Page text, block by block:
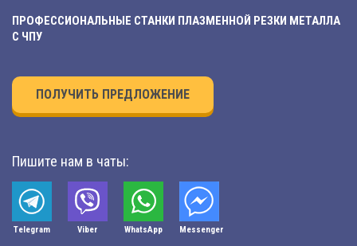
ПРОФЕССИОНАЛЬНЫЕ СТАНКИ ПЛАЗМЕННОЙ РЕЗКИ МЕТАЛЛА
С ЧПУ
ПОЛУЧИТЬ ПРЕДЛОЖЕНИЕ
Пишите нам в чаты:
Telegram Viber WhatsApp Мessenger